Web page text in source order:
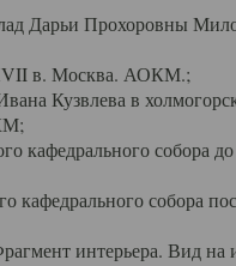
Дарьи Прохоровны
в. Москва. АОКМ.;
Кузвлева в
кафедрального собора
кафедрального собора
интерьера. Вид на